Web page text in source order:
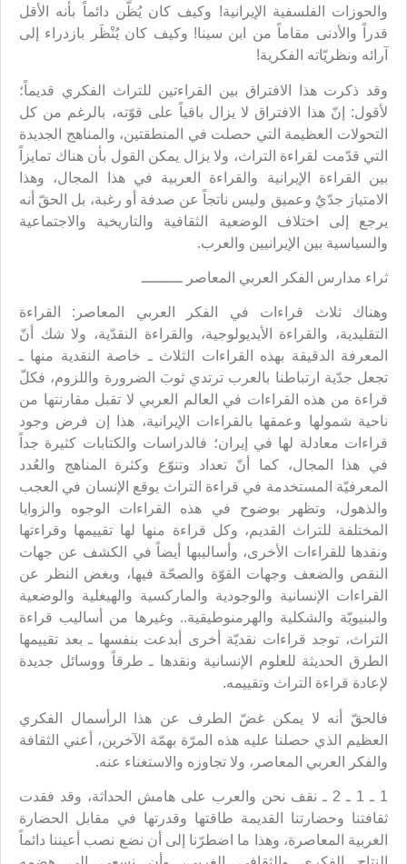
والحوزات الفلسفية الإيرانية! وكيف كان يُظّن دائماً بأنه الأقل
قدراً والأدنى مقاماً من ابن سينا! وكيف كان يُنْظَر بازدراء إلى
آرائه ونظريّاته الفكرية!
وقد ذكرت هذا الافتراق بين القراءتين للتراث الفكري قديماً؛
لأقول: إنّ هذا الافتراق لا يزال باقياً على قوّته، بالرغم من كل
التحولات العظيمة التي حصلت في المنطقتين، والمناهج الجديدة
التي قدّمت لقراءة التراث، ولا يزال يمكن القول بأن هناك تمايزاً
بين القراءة الإيرانية والقراءة العربية في هذا المجال، وهذا
الامتياز جدّيٌ وعميق وليس ناتجاً عن صدفة أو رغبة، بل الحقّ أنه
يرجع إلى اختلاف الوضعية الثقافية والتاريخية والاجتماعية
والسياسية بين الإيرانيين والعرب.
ثراء مدارس الفكر العربي المعاصر ـــــــــ
وهناك ثلاث قراءات في الفكر العربي المعاصر: القراءة
التقليدية، والقراءة الأيديولوجية، والقراءة النقدّية، ولا شك أنّ
المعرفة الدقيقة بهذه القراءات الثلاث ـ خاصة النقدية منها ـ
تجعل جدّية ارتباطنا بالعرب ترتدي ثوبَ الضرورة واللزوم، فكلّ
قراءة من هذه القراءات في العالم العربي لا تقبل مقارنتها من
ناحية شمولها وعمقها بالقراءات الإيرانية، هذا إن فرض وجود
قراءات معادلة لها في إيران؛ فالدراسات والكتابات كثيرة جداً
في هذا المجال، كما أنّ تعداد وتنوّع وكثرة المناهج والعُدد
المعرفيّة المستخدمة في قراءة التراث يوقع الإنسان في العجب
والذهول، وتظهر بوضوح في هذه القراءات الوجوه والزوايا
المختلفة للتراث القديم، وكل قراءة منها لها تقييمها وقراءتها
ونقدها للقراءات الأخرى، وأساليبها أيضاً في الكشف عن جهات
النقص والضعف وجهات القوّة والصحّة فيها، وبغض النظر عن
القراءات الإنسانية والوجودية والماركسية والهيغلية والوضعية
والبنيويّة والشكلية والهرمنوطيقية.. وغيرها من أساليب قراءة
التراث، توجد قراءات نقديّة أخرى أبدعت بنفسها ـ بعد تقييمها
الطرق الحديثة للعلوم الإنسانية ونقدها ـ طرقاً ووسائل جديدة
لإعادة قراءة التراث وتقييمه.
فالحقّ أنه لا يمكن غضّ الطرف عن هذا الرأسمال الفكري
العظيم الذي حصلنا عليه هذه المرّة بهمّة الآخرين، أعني الثقافة
والفكر العربي المعاصر، ولا تجاوزه والاستغناء عنه.
1 ـ 1 ـ 2 ـ نقف نحن والعرب على هامش الحداثة، وقد فقدت
ثقافتنا وحضارتنا القديمة طاقتها وقدرتها في مقابل الحضارة
الغربية المعاصرة، وهذا ما اضطرّنا إلى أن نضع نصب أعيننا دائماً